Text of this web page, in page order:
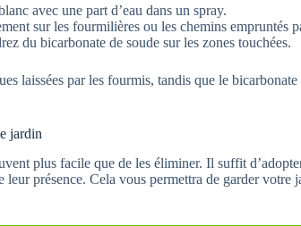
avec une part d’eau dans un spray.
sur les fourmilières ou les chemins empruntés
du bicarbonate de soude sur les zones touchées.
laissées par les fourmis, tandis que le bicarbonate
jardin
plus facile que de les éliminer. Il suffit
leur présence. Cela vous permettra de garder votre